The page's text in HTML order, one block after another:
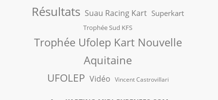
Résultats Suau Racing Kart Superkart
Trophée Sud KFS
Trophée Ufolep Kart Nouvelle
Aquitaine
UFOLEP Vidéo Vincent Castrovillari